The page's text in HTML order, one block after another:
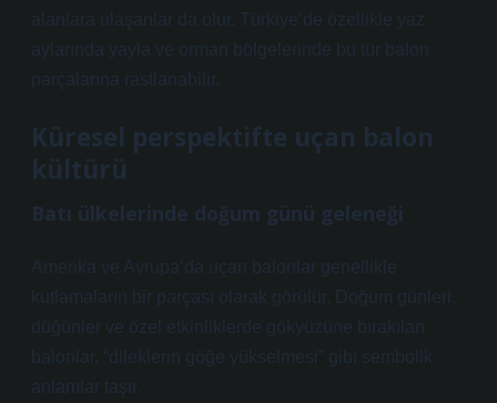
alanlara ulaşanlar da olur. Türkiye’de özellikle yaz
aylarında yayla ve orman bölgelerinde bu tür balon
parçalarına rastlanabilir.
Küresel perspektifte uçan balon
kültürü
Batı ülkelerinde doğum günü geleneği
Amerika ve Avrupa’da uçan balonlar genellikle
kutlamaların bir parçası olarak görülür. Doğum günleri,
düğünler ve özel etkinliklerde gökyüzüne bırakılan
balonlar, “dileklerin göğe yükselmesi” gibi sembolik
anlamlar taşır.